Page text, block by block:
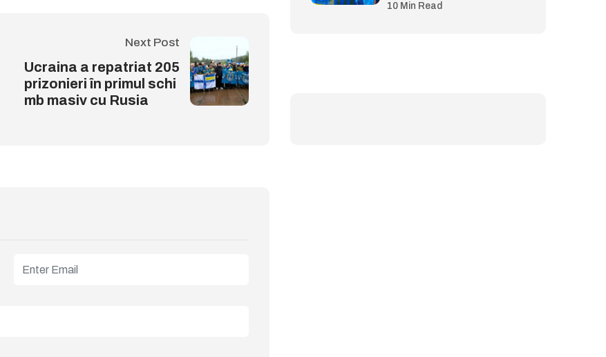
Next Post
Ucraina a repatriat 205
prizonieri în primul schi
mb masiv cu Rusia
10 Min Read